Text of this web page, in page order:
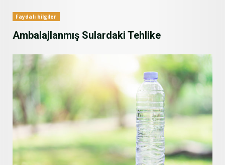
Faydalı bilgiler
Ambalajlanmış Sulardaki Tehlike